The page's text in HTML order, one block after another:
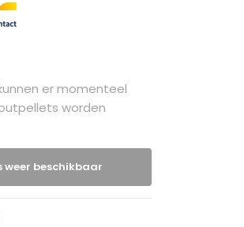
er momenteel
worden
weer beschikbaar